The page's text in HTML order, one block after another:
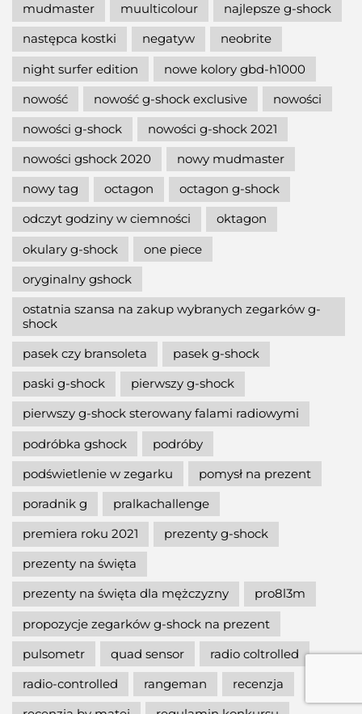
mudmaster
muulticolour
najlepsze g-shock
następca kostki
negatyw
neobrite
night surfer edition
nowe kolory gbd-h1000
nowość
nowość g-shock exclusive
nowości
nowości g-shock
nowości g-shock 2021
nowości gshock 2020
nowy mudmaster
nowy tag
octagon
octagon g-shock
odczyt godziny w ciemności
oktagon
okulary g-shock
one piece
oryginalny gshock
ostatnia szansa na zakup wybranych zegarków g-
shock
pasek czy bransoleta
pasek g-shock
paski g-shock
pierwszy g-shock
pierwszy g-shock sterowany falami radiowymi
podróbka gshock
podróby
podświetlenie w zegarku
pomysł na prezent
poradnik g
pralkachallenge
premiera roku 2021
prezenty g-shock
prezenty na święta
prezenty na święta dla mężczyzny
pro8l3m
propozycje zegarków g-shock na prezent
pulsometr
quad sensor
radio coltrolled
radio-controlled
rangeman
recenzja